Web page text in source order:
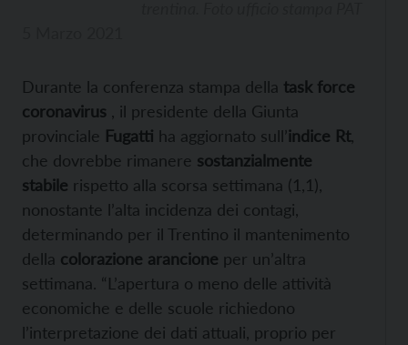
Durante la conferenza stampa della task force
coronavirus , il presidente della Giunta
provinciale Fugatti ha aggiornato sull’indice Rt,
che dovrebbe rimanere sostanzialmente
stabile rispetto alla scorsa settimana (1,1),
nonostante l’alta incidenza dei contagi,
determinando per il Trentino il mantenimento
della colorazione arancione per un’altra
settimana. “L’apertura o meno delle attività
economiche e delle scuole richiedono
l’interpretazione dei dati attuali, proprio per